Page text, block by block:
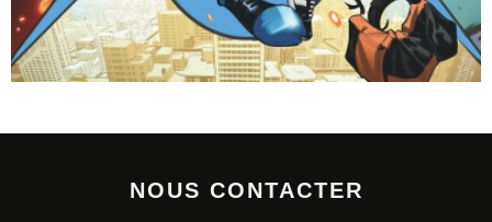
NOUS CONTACTER